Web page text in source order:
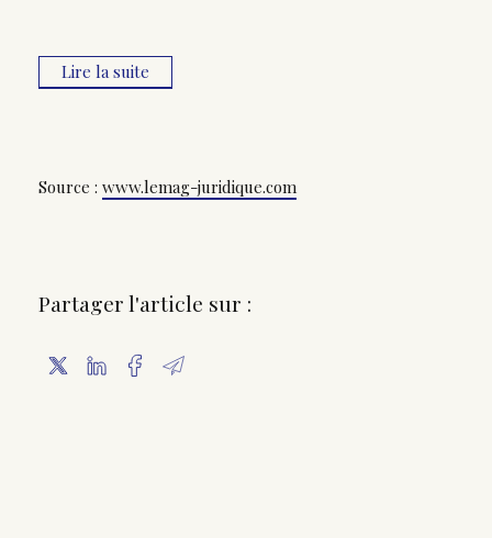
Source : www.lemag-juridique.com
Lire la suite